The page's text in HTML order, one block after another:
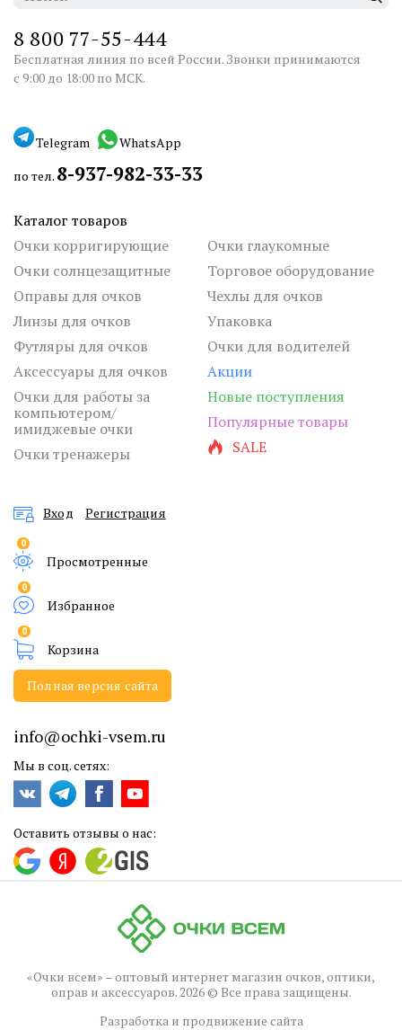
8 800 77-55-444
Бесплатная линия по всей России. Звонки принимаются
с 9:00 до 18:00 по МСК.
Telegram
WhatsApp
по тел. 8-937-982-33-33
info@ochki-vsem.ru
Мы в соц. сетях:
Оставить отзывы о нас:
Каталог товаров
Очки корригирующие
Очки солнцезащитные
Оправы для очков
Линзы для очков
Футляры для очков
Аксессуары для очков
Очки для работы за
компьютером/
имиджевые очки
Очки тренажеры
Очки глаукомные
Торговое оборудование
Чехлы для очков
Упаковка
Очки для водителей
Акции
Новые поступления
Популярные товары
SALE
Вход Регистрация
0
Просмотренные
0
Избранное
0
Корзина
Полная версия сайта
«Очки всем» – оптовый интернет магазин очков, оптики,
оправ и аксессуаров. 2026 © Все права защищены.
Разработка и продвижение сайта